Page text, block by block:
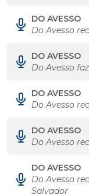
DO AVESSO
Do Avesso
DO AVESSO
Do Avesso
DO AVESSO
Do Avesso
DO AVESSO
Do Avesso
DO AVESSO
Do Avesso
Salvador